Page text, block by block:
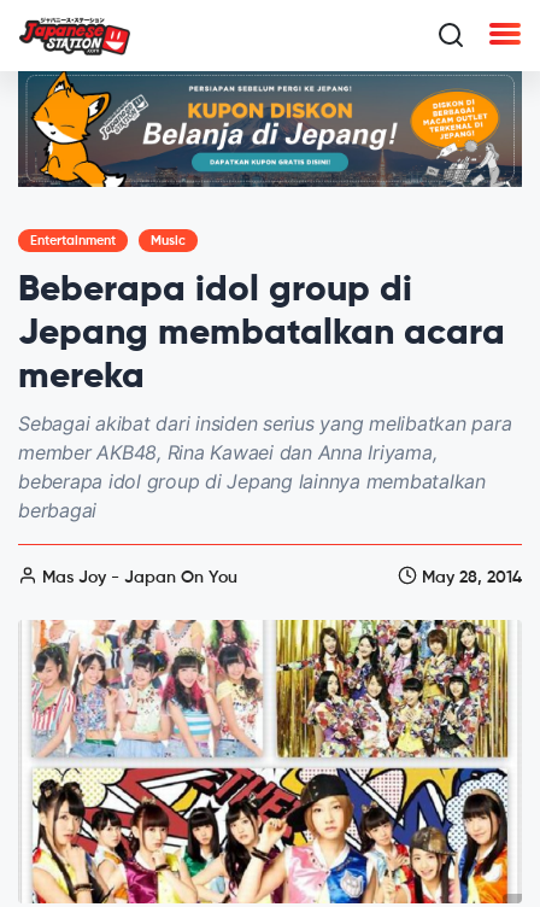
Entertainment Music
Beberapa idol group di
Jepang membatalkan acara
mereka
Sebagai akibat dari insiden serius yang melibatkan para
member AKB48, Rina Kawaei dan Anna Iriyama,
beberapa idol group di Jepang lainnya membatalkan
berbagai
Mas Joy - Japan On You May 28, 2014